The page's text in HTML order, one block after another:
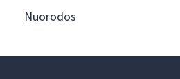
Nuorodos